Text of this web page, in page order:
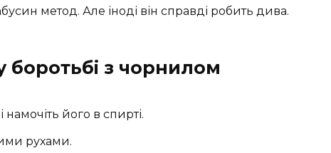
метод. Але іноді він справді робить дива.
боротьбі з чорнилом
намочіть його в спирті.
рухами.